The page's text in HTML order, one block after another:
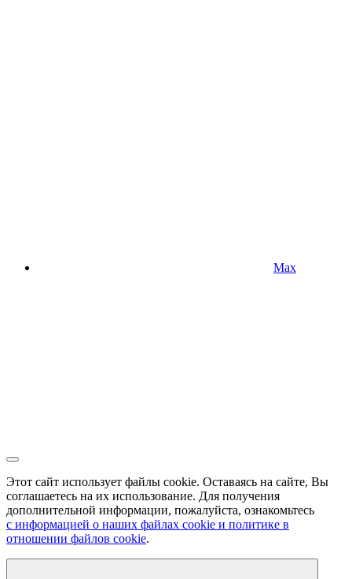
Max
Этот сайт использует файлы cookie. Оставаясь на сайте, Вы
соглашаетесь на их использование. Для получения
дополнительной информации, пожалуйста, ознакомьтесь
с информацией о наших файлах cookie и политике в
отношении файлов cookie.